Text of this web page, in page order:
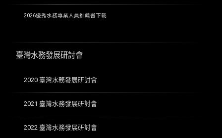
2026優秀水務專業人員推薦書下載
臺灣水務發展研討會
2020 臺灣水務發展研討會
2021 臺灣水務發展研討會
2022 臺灣水務發展研討會